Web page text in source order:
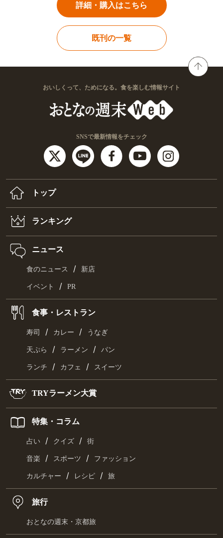
詳細・購入はこちら
既刊の一覧
おいしくって、ためになる。食を楽しむ情報サイト
SNSで最新情報をチェック
トップ
ランキング
ニュース
食のニュース / 新店
イベント / PR
食事・レストラン
寿司 / カレー / うなぎ
天ぷら / ラーメン / パン
ランチ / カフェ / スイーツ
TRYラーメン大賞
特集・コラム
占い / クイズ / 街
音楽 / スポーツ / ファッション
カルチャー / レシピ / 旅
旅行
おとなの週末・京都旅